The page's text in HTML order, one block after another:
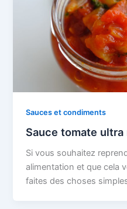
Sauces et condiments
Sauce tomate ultra
Si vous souhaitez
alimentation et que cela
faites des choses